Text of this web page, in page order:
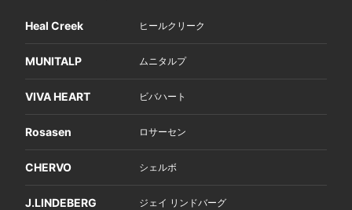
Heal Creek ヒールクリーク
MUNITALP ムニタルプ
VIVA HEART ビバハート
Rosasen ロサーセン
CHERVO シェルボ
J.LINDEBERG ジェイ リンドバーグ